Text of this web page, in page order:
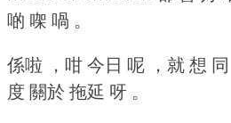
啲 㗎 喎 。
係啦 ，咁 今日 呢 ，就 想
度 關於 拖延 呀 。